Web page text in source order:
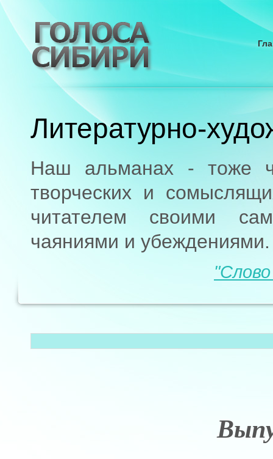
Литературно-
Наш альманах - тоже
творческих и
читателем своими
чаяниями и убеждениями.